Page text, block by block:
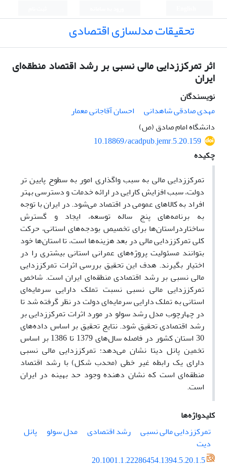
تحقیقات مدلسازی اقتصادی
اثر تمرکززدایی مالی نسبی بر رشد اقتصاد منطقه‌ای
ایران
نویسندگان
مهدی صادقی شاهدانی
احسان آقاجانی معمار
دانشگاه امام صادق (ص)
10.18869/acadpub.jemr.5.20.159
چکیده
تمرکززدایی مالی به سبب واگذاری امور به سطوح پایین تر
دولت، سبب افزایش کارایی در ارائه خدمات و دسترسی بهتر
افراد به کالاهای عمومی در اقتصاد می‌شود. در ایران با توجه
به برنامه‌های پنج ساله توسعه، ایجاد و گسترش
ساختاردراستان‌ها برای تخصیص بودجه‌های استانی، حرکت
کلی تمرکززدایی مالی در بعد هزینه‌ها است، تا استان‌ها خود
بتوانند مسئولیت پروژه‌های عمرانی استانی بیشتری را در
اختیار بگیرند. هدف این تحقیق بررسی اثرات تمرکززدایی
مالی نسبی بر رشد اقتصادی منطقه‌ای ایران است. شاخص
تمرکززدایی مالی نسبی نسبت تملک دارایی سرمایه‌ای
استانی به تملک دارایی سرمایه‌ای دولت در نظر گرفته شد تا
در چهارچوب مدل رشد سولو در مورد اثرات تمرکززدایی بر
رشد اقتصادی تحقیق شود. نتایج تحقیق بر اساس داده‌های
30 استان کشور در فاصله سال‌های 1379 تا 1386 بر اساس
تخمین پانل دیتا نشان می‌دهد؛ تمرکززدایی مالی نسبی
دارای یک رابطه غیر خطی (محدب شکل) با رشد اقتصاد
منطقه‌ای است که نشان دهنده وجود حد بهینه‌ در ایران
است.
کلیدواژه‌ها
تمرکززدایی مالی نسبی
رشد اقتصادی مدل سولو
پانل
دیت
20.1001.1.22286454.1394.5.20.1.5